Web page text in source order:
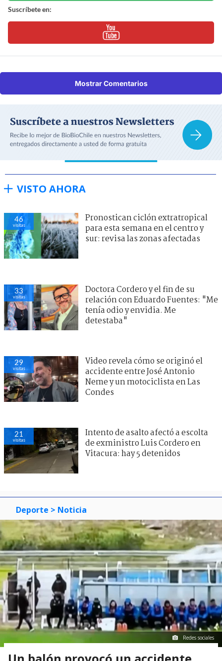
Suscríbete en:
Mostrar Comentarios
VISTO AHORA
46
visitas
Pronostican ciclón extratropical
para esta semana en el centro y
sur: revisa las zonas afectadas
33
visitas
Doctora Cordero y el fin de su
relación con Eduardo Fuentes: "Me
tenía odio y envidia. Me
detestaba"
29
visitas
Video revela cómo se originó el
accidente entre José Antonio
Neme y un motociclista en Las
Condes
21
visitas
Intento de asalto afectó a escolta
de exministro Luis Cordero en
Vitacura: hay 5 detenidos
Deporte > Noticia
Redes sociales